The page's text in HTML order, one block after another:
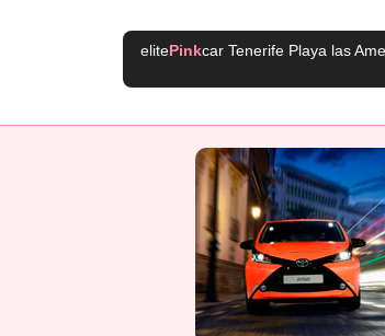
elitePinkcar Tenerife Playa las